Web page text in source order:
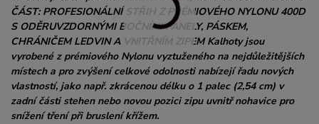
ČÁST: PROFESIONÁLNÍ STŘIH Z PRÉMIOVÉHO NYLONU 400D
S ODĚRUVZDORNÝMI BOČNÍMI PANELY, PÁSKEM,
CHRÁNIČEM LEDVIN A VNITŘNÍM ZIPEM Kalhoty jsou
vyrobené z prémiového Nylonu vyztuženého na nejdůležitějších
místech a pro zvýšení celkové odolnosti nabízejí řadu nových
vlastností, jako např. zkrácenou délku o 1 palec (2,54 cm) v
zadní části stehen nebo novou pozici zipu uvnitř nohavice pro
snížení tření při bruslení křížem.